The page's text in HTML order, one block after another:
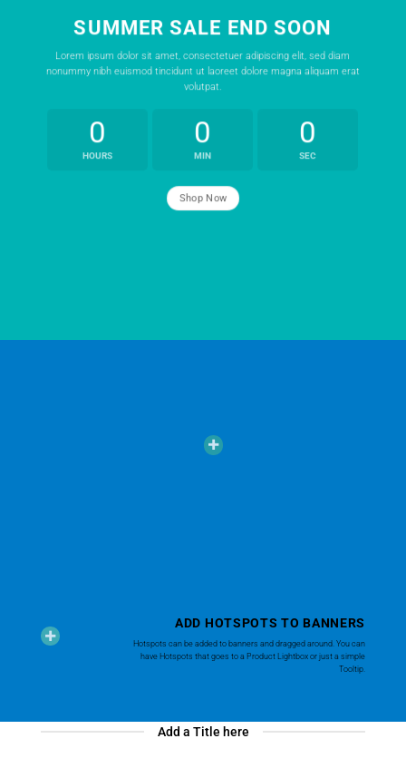
SUMMER SALE END SOON
Lorem ipsum dolor sit amet, consectetuer adipiscing elit, sed diam
nonummy nibh euismod tincidunt ut laoreet dolore magna aliquam erat
volutpat.
0
HOURS
0
MIN
0
SEC
Shop Now
ADD HOTSPOTS TO BANNERS
Hotspots can be added to banners and dragged around. You can
have Hotspots that goes to a Product Lightbox or just a simple
Tooltip.
Add a Title here